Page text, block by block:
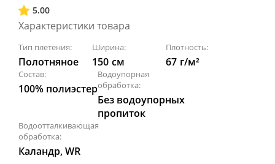
5.00
Характеристики товара
Тип плетения:
Полотняное
Ширина:
150 см
Плотность:
67 г/м²
Состав:
100% полиэстер
Водоупорная
обработка:
Без водоупорных
пропиток
Водоотталкивающая
обработка:
Каландр, WR